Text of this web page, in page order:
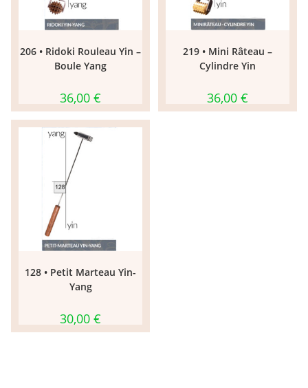
206 • Ridoki Rouleau Yin –
Boule Yang
36,00 €
219 • Mini Râteau –
Cylindre Yin
36,00 €
128 • Petit Marteau Yin-
Yang
30,00 €